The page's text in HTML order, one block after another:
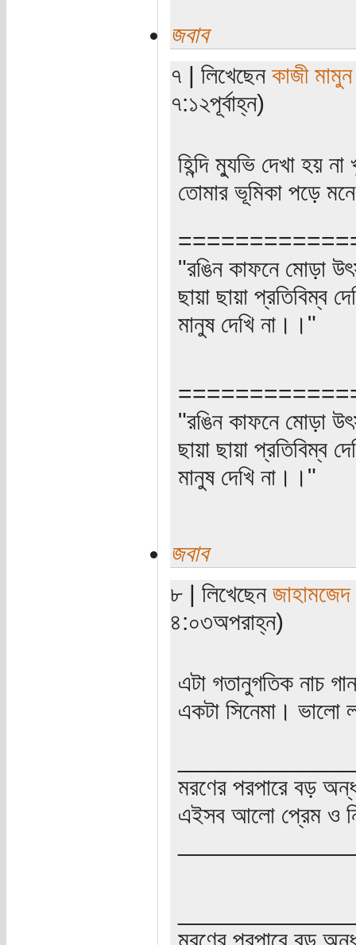
জবাব
৭ | লিখেছেন কাজী মামুন
৭:১২পূর্বাহ্ন)
হিন্দি ম্যুভি দেখা হয়
তোমার ভূমিকা পড়ে
"রঙিন কাফনে মোড়া
ছায়া ছায়া প্রতিবিম্ব
মানুষ দেখি না।।"
"রঙিন কাফনে মোড়া
ছায়া ছায়া প্রতিবিম্ব
মানুষ দেখি না।।"
জবাব
৮ | লিখেছেন জাহামজেদ
৪:০৩অপরাহ্ন)
এটা গতানুগতিক নাচ
একটা সিনেমা। ভালো
মরণের পরপারে বড়
এইসব আলো প্রেম ও
মরণের পরপারে বড়